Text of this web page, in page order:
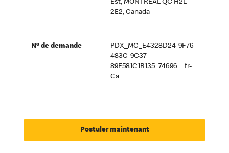
Est, MONTREAL QC H2L
2E2, Canada
Nº de demande
PDX_MC_E4328D24-9F76-
483C-9C37-
89F581C1B135_74696__fr-
Ca
Postuler maintenant